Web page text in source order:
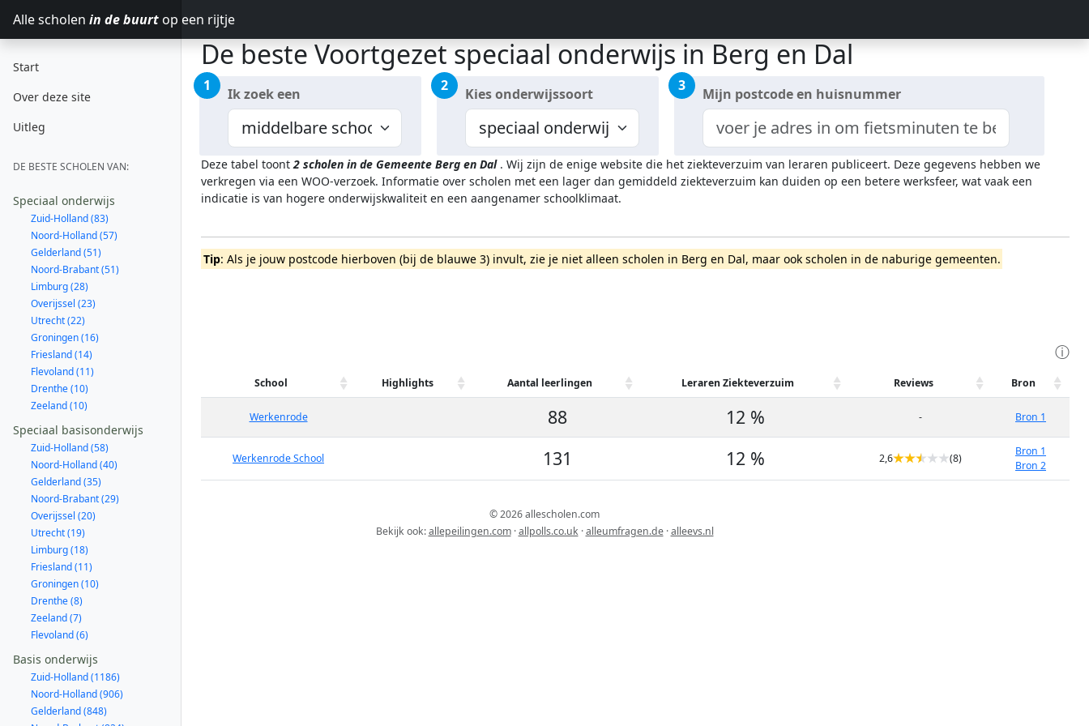
Alle scholen in de buurt op een rijtje
Start
Over deze site
Uitleg
DE BESTE SCHOLEN VAN:
Speciaal onderwijs
Zuid-Holland (83)
Noord-Holland (57)
Gelderland (51)
Noord-Brabant (51)
Limburg (28)
Overijssel (23)
Utrecht (22)
Groningen (16)
Friesland (14)
Flevoland (11)
Drenthe (10)
Zeeland (10)
Speciaal basisonderwijs
Zuid-Holland (58)
Noord-Holland (40)
Gelderland (35)
Noord-Brabant (29)
Overijssel (20)
Utrecht (19)
Limburg (18)
Friesland (11)
Groningen (10)
Drenthe (8)
Zeeland (7)
Flevoland (6)
Basis onderwijs
Zuid-Holland (1186)
Noord-Holland (906)
Gelderland (848)
De beste Voortgezet speciaal onderwijs in Berg en Dal
1 Ik zoek een 2 Kies onderwijssoort 3 Mijn postcode en huisnummer
Deze tabel toont2 scholen in de Gemeente Berg en Dal . Wij zijn de enige website die het ziekteverzuim van leraren publiceert. Deze gegevens hebben we
verkregen via een WOO-verzoek. Informatie over scholen met een lager dan gemiddeld ziekteverzuim kan duiden op een betere werksfeer, wat vaak een
indicatie is van hogere onderwijskwaliteit en een aangenamer schoolklimaat.
Tip: Als je jouw postcode hierboven (bij de blauwe 3) invult, zie je niet alleen scholen in Berg en Dal, maar ook scholen in de naburige gemeenten.
ⓘ
School Highlights Aantal leerlingen Leraren Ziekteverzuim Reviews Bron
Werkenrode 88 12 % - Bron 1
Werkenrode School 131 12 % 2,6 (8)
Bron 1
Bron 2
© 2026 allescholen.com
Bekijk ook:allepeilingen.com·allpolls.co.uk ·alleumfragen.de·alleevs.nl